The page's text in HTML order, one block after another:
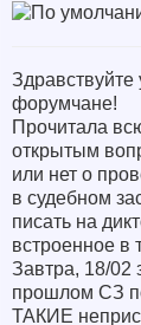
форумчане!
Прочитала
открытым
или нет о
в судебном
писать на
встроенное в
Завтра, 18/02
прошлом СЗ
ТАКИЕ